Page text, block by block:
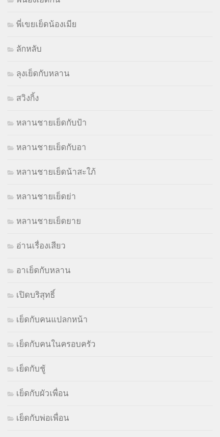
พี่เขยเย็ดน้องเมีย
ลักหลับ
ลุงเย็ดกับหลาน
สวิงกิ้ง
หลานชายเย็ดกับป้า
หลานชายเย็ดกับอา
หลานชายเย็ดน้าสะใภ้
หลานชายเย็ดย่า
หลานชายเย็ดยาย
อ่านเรื่องเสียว
อาเย็ดกับหลาน
เปิดบริสุทธิ์
เย็ดกับคนแปลกหน้า
เย็ดกับคนในครอบครัว
เย็ดกับชู้
เย็ดกับผัวเพื่อน
เย็ดกับพ่อเพื่อน